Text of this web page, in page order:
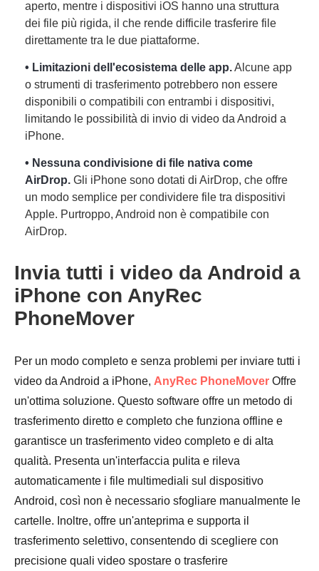
aperto, mentre i dispositivi iOS hanno una struttura
dei file più rigida, il che rende difficile trasferire file
direttamente tra le due piattaforme.
• Limitazioni dell'ecosistema delle app.Alcune app
o strumenti di trasferimento potrebbero non essere
disponibili o compatibili con entrambi i dispositivi,
limitando le possibilità di invio di video da Android a
iPhone.
• Nessuna condivisione di file nativa come
AirDrop. Gli iPhone sono dotati di AirDrop, che offre
un modo semplice per condividere file tra dispositivi
Apple. Purtroppo, Android non è compatibile con
AirDrop.
Invia tutti i video da Android a
iPhone con AnyRec
PhoneMover
Per un modo completo e senza problemi per inviare tutti i
video da Android a iPhone, AnyRec PhoneMover Offre
un'ottima soluzione. Questo software offre un metodo di
trasferimento diretto e completo che funziona offline e
garantisce un trasferimento video completo e di alta
qualità. Presenta un'interfaccia pulita e rileva
automaticamente i file multimediali sul dispositivo
Android, così non è necessario sfogliare manualmente le
cartelle. Inoltre, offre un'anteprima e supporta il
trasferimento selettivo, consentendo di scegliere con
precisione quali video spostare o trasferire